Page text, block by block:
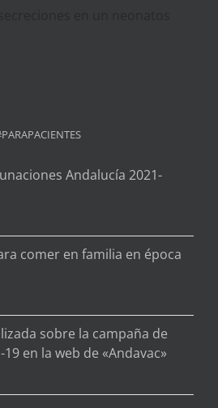
Andalucía 2021-
comer en familia en época
sobre la campaña de
en la web de «Andavac»